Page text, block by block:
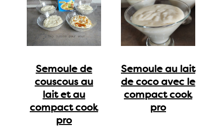
Semoule de
couscous au
lait et au
compact cook
pro
Semoule au lait
de coco avec le
compact cook
pro